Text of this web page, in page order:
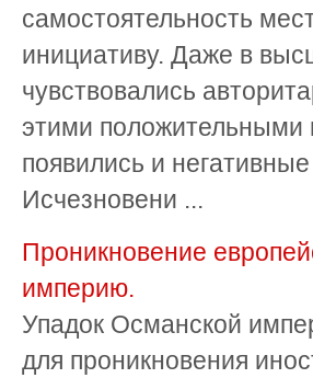
самостоятельность
инициативу. Даже в
чувствовались
этими положительными
появились и
Исчезновени ...
Проникновение
империю.
Упадок Османской
для проникновения